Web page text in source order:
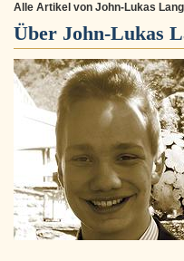
Alle Artikel von John-Lukas
Über John-Lukas